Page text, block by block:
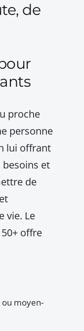
de
proche
personne
lui offrant
besoins et
de
vie. Le
offre
moyen-